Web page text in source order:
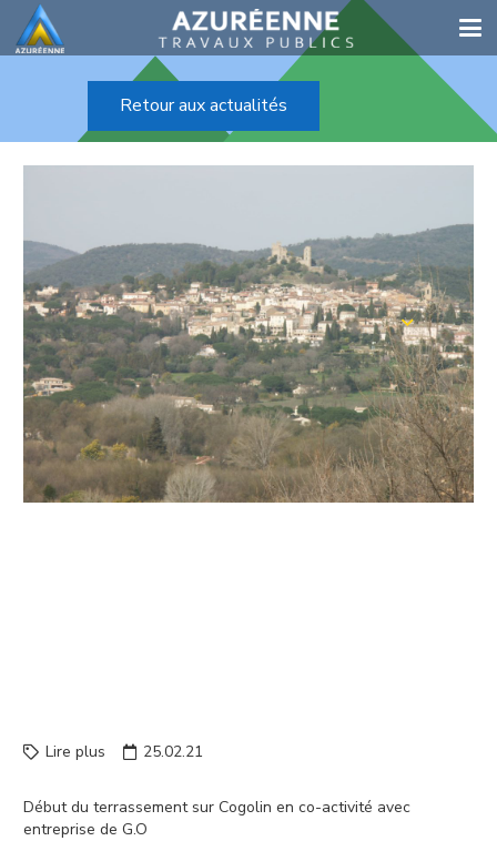
Retour aux actualités
Lire plus 25.02.21
Début du terrassement sur Cogolin en co-activité avec
entreprise de G.O